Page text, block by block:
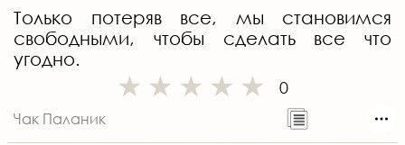
Только потеряв все, мы становимся
свободными, чтобы сделать все что
угодно.
0
Чак Паланик